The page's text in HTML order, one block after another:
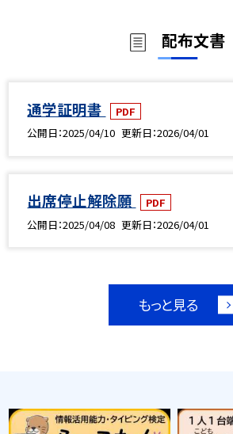
配布文書
通学証明書
PDF
公開日 2025/04/10 更新日 2026/04/01
出席停止解除願
PDF
公開日 2025/04/08 更新日 2026/04/01
もっと見る